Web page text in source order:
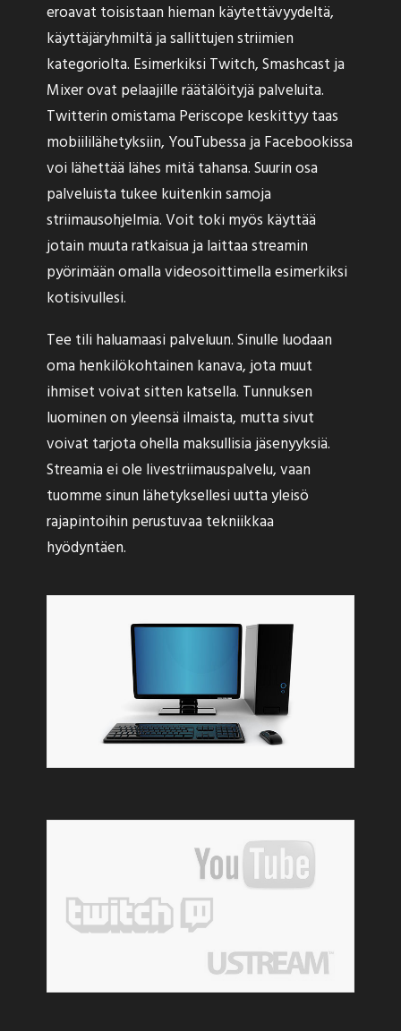
eroavat toisistaan hieman käytettävyydeltä,
käyttäjäryhmiltä ja sallittujen striimien
kategoriolta. Esimerkiksi Twitch, Smashcast ja
Mixer ovat pelaajille räätälöityjä palveluita.
Twitterin omistama Periscope keskittyy taas
mobiililähetyksiin, YouTubessa ja Facebookissa
voi lähettää lähes mitä tahansa. Suurin osa
palveluista tukee kuitenkin samoja
striimausohjelmia. Voit toki myös käyttää
jotain muuta ratkaisua ja laittaa streamin
pyörimään omalla videosoittimella esimerkiksi
kotisivullesi.
Tee tili haluamaasi palveluun. Sinulle luodaan
oma henkilökohtainen kanava, jota muut
ihmiset voivat sitten katsella. Tunnuksen
luominen on yleensä ilmaista, mutta sivut
voivat tarjota ohella maksullisia jäsenyyksiä.
Streamia ei ole livestriimauspalvelu, vaan
tuomme sinun lähetyksellesi uutta yleisö
rajapintoihin perustuvaa tekniikkaa
hyödyntäen.